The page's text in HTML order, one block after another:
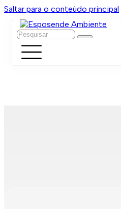
Saltar para o conteúdo principal
Pesquisar